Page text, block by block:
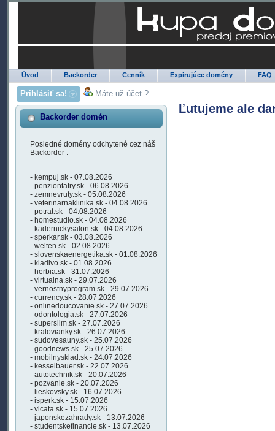
Úvod Backorder Cenník Expirujúce domény FAQ
Prihlásiť sa! Máte už účet ?
Backorder domén
Posledné domény odchytené cez náš
Backorder :
- kempuj.sk - 07.08.2026
- penziontatry.sk - 06.08.2026
- zemnevruty.sk - 05.08.2026
- veterinarnaklinika.sk - 04.08.2026
- potrat.sk - 04.08.2026
- homestudio.sk - 04.08.2026
- kadernickysalon.sk - 04.08.2026
- sperkar.sk - 03.08.2026
- welten.sk - 02.08.2026
- slovenskaenergetika.sk - 01.08.2026
- kladivo.sk - 01.08.2026
- herbia.sk - 31.07.2026
- virtualna.sk - 29.07.2026
- vernostnyprogram.sk - 29.07.2026
- currency.sk - 28.07.2026
- onlinedoucovanie.sk - 27.07.2026
- odontologia.sk - 27.07.2026
- superslim.sk - 27.07.2026
- kralovianky.sk - 26.07.2026
- sudovesauny.sk - 25.07.2026
- goodnews.sk - 25.07.2026
- mobilnysklad.sk - 24.07.2026
- kesselbauer.sk - 22.07.2026
- autotechnik.sk - 20.07.2026
- pozvanie.sk - 20.07.2026
- lieskovsky.sk - 16.07.2026
- isperk.sk - 15.07.2026
- vlcata.sk - 15.07.2026
- japonskezahrady.sk - 13.07.2026
- studentskefinancie.sk - 13.07.2026
Ľutujeme ale